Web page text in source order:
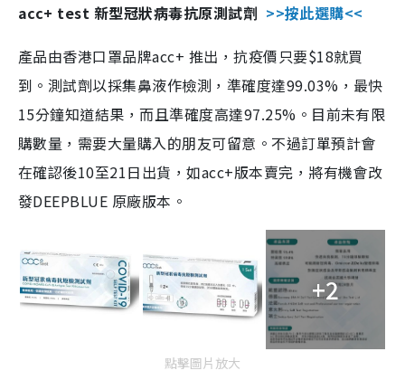
acc+ test 新型冠狀病毒抗原測試劑 >>按此選購<<
產品由香港口罩品牌acc+ 推出，抗疫價只要$18就買
到。測試劑以採集鼻液作檢測，準確度達99.03%，最快
15分鐘知道結果，而且準確度高達97.25%。目前未有限
購數量，需要大量購入的朋友可留意。不過訂單預計會
在確認後10至21日出貨，如acc+版本賣完，將有機會改
發DEEPBLUE 原廠版本。
+2
點擊圖片放大